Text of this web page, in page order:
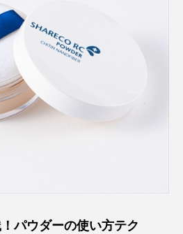
パウダーの使い方テク